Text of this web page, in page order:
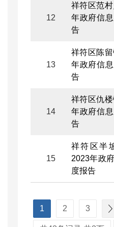
12
祥符区范
年政府信
告
13
祥符区陈
年政府信
告
14
祥符区仇
年政府信
告
15
祥符区半
2023年政
度报告
1 2 3